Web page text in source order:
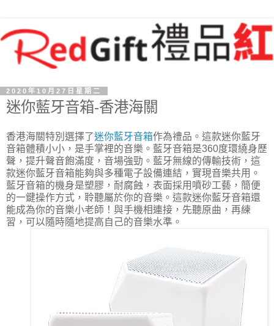
2020年10月27日星期二
迷你藍牙音箱-香港海關
香港海關特別選擇了迷你藍牙音箱作為禮品。這款迷你藍牙
音箱體積小小，是手掌裡的音樂。藍牙音箱是360度環繞身歷
聲，提升聲音飽滿度，音場強勁。藍牙無線的傳輸技術，這
款迷你藍牙音箱能夠與多種電子設備連結，實現音樂共用。
藍牙音箱的機身是塑膠，耐腐蝕，表面採用噴砂工藝，簡便
的一鍵操作方式，聆聽屬於你的音樂。這款迷你藍牙音箱還
能成為你的音樂小老師！與手機相連接，先聽原曲，再練
習，可以隨時隨地提高自己的音樂水準。